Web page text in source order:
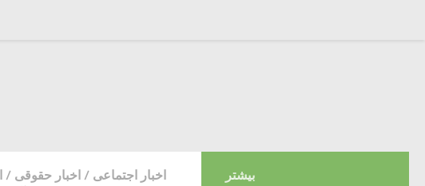
اخبار اجتماعی / اخبار حقوقی / بیشتر